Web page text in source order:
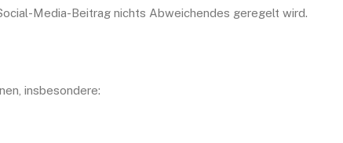
Media-Beitrag nichts Abweichendes geregelt wird.
insbesondere: